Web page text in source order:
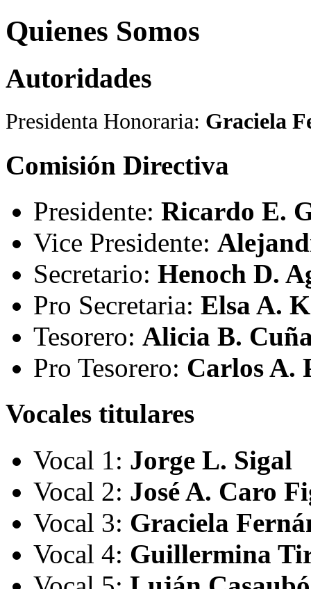
Quienes Somos
Autoridades
Presidenta Honoraria: Graciela
Comisión Directiva
Presidente: Ricardo E.
Vice Presidente:
Secretario: Henoch D.
Pro Secretaria: Elsa A.
Tesorero: Alicia B.
Pro Tesorero: Carlos A.
Vocales titulares
Vocal 1: Jorge L. Sigal
Vocal 2: José A. Caro
Vocal 3: Graciela
Vocal 4: Guillermina